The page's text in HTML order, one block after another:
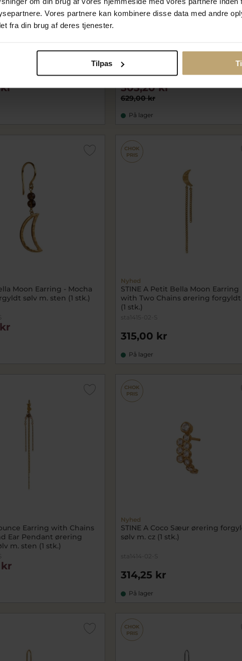
Vores partnere kan kombinere disse data med andre
fra din brug af deres tjenester.
Tilpas
- Pink Heart
STINE A Pink Love Hearts
sta2073-02-OS
629,00 kr
503,20 kr
På lager
Moon Earring - Mocha
sølv m. sten (1 stk.)
CHOK
PRIS
Nyhed
STINE A Petit Bella Moon Earring
with Two Chains ørering forgyldt
(1 stk.)
sta1415-02-S
315,00 kr
På lager
Earring with Chains
Ear Pendant ørering
m. sten (1 stk.)
CHOK
PRIS
Nyhed
STINE A Coco Sæur ørering
sølv m. cz (1 stk.)
sta1414-02-S
314,25 kr
På lager
CHOK
PRIS